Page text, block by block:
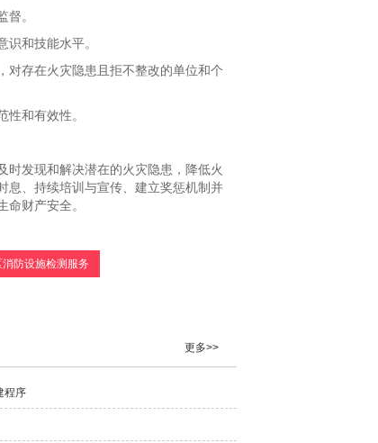
。
和技能水平。
对存在火灾隐患且拒不整改的单位和个
和有效性。
时发现和解决潜在的火灾隐患，降低火
息、持续培训与宣传、建立奖惩机制并
财产安全。
消防设施检测服务
更多>>
程序